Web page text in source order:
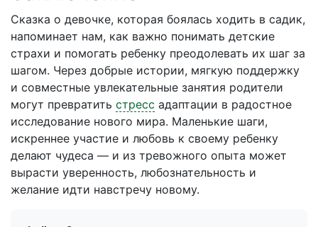
Сказка о девочке, которая боялась ходить в садик,
напоминает нам, как важно понимать детские
страхи и помогать ребенку преодолевать их шаг за
шагом. Через добрые истории, мягкую поддержку
и совместные увлекательные занятия родители
могут превратить стресс адаптации в радостное
исследование нового мира. Маленькие шаги,
искреннее участие и любовь к своему ребенку
делают чудеса — и из тревожного опыта может
вырасти уверенность, любознательность и
желание идти навстречу новому.